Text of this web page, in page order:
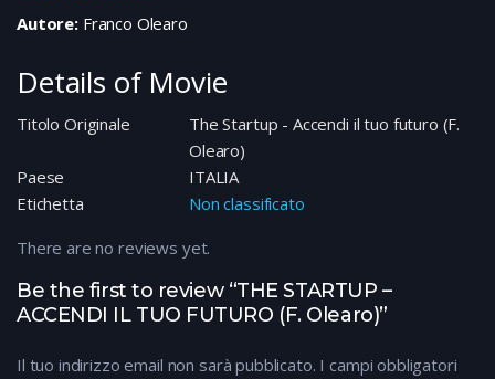
Autore:Franco Olearo
Details of Movie
Titolo Originale
The Startup - Accendi il tuo futuro (F.
Olearo)
Paese
ITALIA
Etichetta
Non classificato
Be the first to review “THE STARTUP –
ACCENDI IL TUO FUTURO (F. Olearo)”
Il tuo indirizzo email non sarà pubblicato. I campi obbligatori
There are no reviews yet.